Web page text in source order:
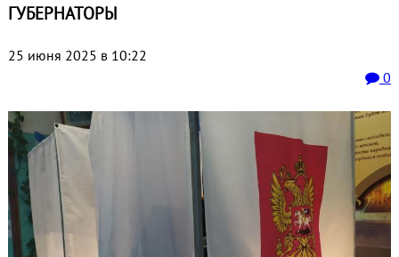
ГУБЕРНАТОРЫ
25 июня 2025 в 10:22
0